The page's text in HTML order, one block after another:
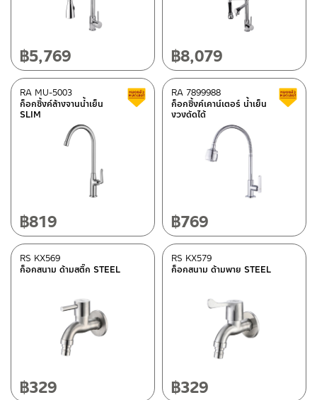
อะไหล่ AQ 5555-GRAY
อะไหล่ AQ 79555/9312-PR
อะไหล่ AQ 923344/9222-PR
(10)
อะไหล่ AQ 79414/9129(8)
อะไหล่ AQ 74444/9212-PR
อะไหล่ AQ 971618
อะไหล่ AQ PR-91995
อะไหล่ AQ PR-91789-UF
(10)
อะไหล่ AQ PR-96789
อะไหล่ AQ PR-92948-UF
อะไหล่ AQ 9202020-PR
อะไหล่ AQ 79512/9130
อะไหล่ AQ 75555/9595
อะไหล่ AQ 908879/9154
฿5,769 ฿8,079
ก็อกซิ้งค์ล้างจานน้ำเย็น
SLIM
RA MU-5003 Clearance sale
฿819
ก็อกซิ้งค์เคาน์เตอร์ น้ำเย็น
งวงดัดได้
RA 7899988
฿769
ก็อกสนาม ด้ามสติ๊ก STEEL
RS KX569
฿329
ก็อกสนาม ด้ามพาย STEEL
RS KX579
฿329